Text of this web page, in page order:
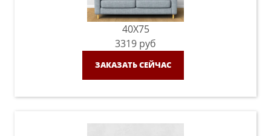
40X75
3319 руб
ЗАКАЗАТЬ СЕЙЧАС